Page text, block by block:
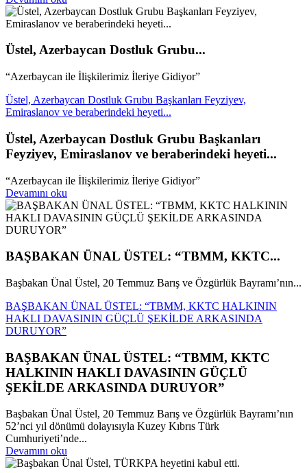
Üstel, Azerbaycan Dostluk Grubu...
“Azerbaycan ile İlişkilerimiz İleriye Gidiyor”
Üstel, Azerbaycan Dostluk Grubu Başkanları Feyziyev,
Emiraslanov ve beraberindeki heyeti...
Üstel, Azerbaycan Dostluk Grubu Başkanları
Feyziyev, Emiraslanov ve beraberindeki heyeti...
“Azerbaycan ile İlişkilerimiz İleriye Gidiyor”
Devamını oku
BAŞBAKAN ÜNAL ÜSTEL: “TBMM, KKTC...
Başbakan Ünal Üstel, 20 Temmuz Barış ve Özgürlük Bayramı’nın...
BAŞBAKAN ÜNAL ÜSTEL: “TBMM, KKTC HALKININ
HAKLI DAVASININ GÜÇLÜ ŞEKİLDE ARKASINDA
DURUYOR”
BAŞBAKAN ÜNAL ÜSTEL: “TBMM, KKTC
HALKININ HAKLI DAVASININ GÜÇLÜ
ŞEKİLDE ARKASINDA DURUYOR”
Başbakan Ünal Üstel, 20 Temmuz Barış ve Özgürlük Bayramı’nın
52’nci yıl dönümü dolayısıyla Kuzey Kıbrıs Türk
Cumhuriyeti’nde...
Devamını oku